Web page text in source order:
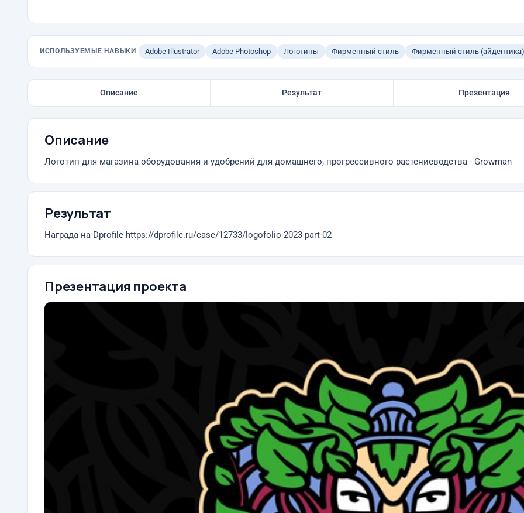
ИСПОЛЬЗУЕМЫЕ НАВЫКИ Adobe Illustrator Adobe Photoshop Логотипы Фирменный стиль Фирменный стиль (айдентика)
Описание Результат Презентация
Описание
Логотип для магазина оборудования и удобрений для домашнего, прогрессивного растениеводства - Growman
Результат
Награда на Dprofile https://dprofile.ru/case/12733/logofolio-2023-part-02
Презентация проекта